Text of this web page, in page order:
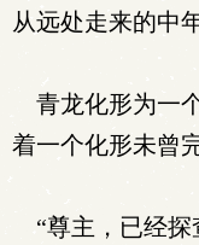
从远处走来的中
青龙化形为一
着一个化形未曾
“尊主，已经探